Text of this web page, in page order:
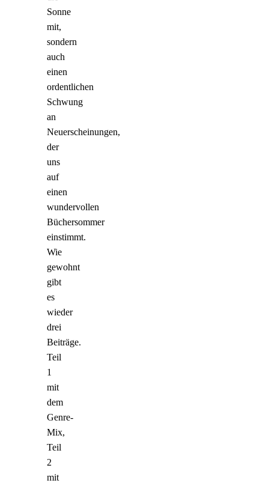
Sonne
mit,
sondern
auch
einen
ordentlichen
Schwung
an
Neuerscheinungen,
der
uns
auf
einen
wundervollen
Büchersommer
einstimmt.
Wie
gewohnt
gibt
es
wieder
drei
Beiträge.
Teil
1
mit
dem
Genre-
Mix,
Teil
2
mit